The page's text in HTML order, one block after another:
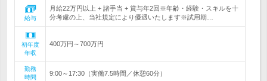
給与
月給22万円以上 + 諸手当 + 賞与年2回※年齢・経験・スキルを十
分考慮の上、当社規定により優遇いたします※試用期…
初年度
年収
400万円～700万円
勤務
時間
9:00～17:30（実働7.5時間／休憩60分）